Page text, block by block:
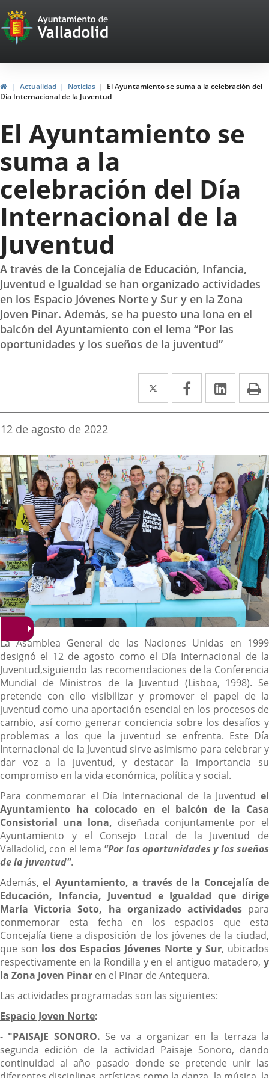
Portal
Web
del
Ayuntamiento
de
Valladolid
InicioActualidad Noticias
El Ayuntamiento se suma a la celebración del
Día Internacional de la Juventud
El Ayuntamiento se
suma a la
celebración del Día
Internacional de la
Juventud
A través de la Concejalía de Educación, Infancia,
Juventud e Igualdad se han organizado actividades
en los Espacio Jóvenes Norte y Sur y en la Zona
Joven Pinar. Además, se ha puesto una lona en el
balcón del Ayuntamiento con el lema “Por las
oportunidades y los sueños de la juventud”
Twitter
Enlace
a
aplicación
externa.
Facebook
Enlace
a
aplicación
externa.
Enlace
a
Fecha
la
noticia
12 de agosto de 2022
Descripción
La Asamblea General de las Naciones Unidas en 1999
designó el 12 de agosto como el Día Internacional de la
Juventud,siguiendo las recomendaciones de la Conferencia
Mundial de Ministros de la Juventud (Lisboa, 1998). Se
pretende con ello visibilizar y promover el papel de la
juventud como una aportación esencial en los procesos de
cambio, así como generar conciencia sobre los desafíos y
problemas a los que la juventud se enfrenta. Este Día
Internacional de la Juventud sirve asimismo para celebrar y
dar voz a la juventud, y destacar la importancia su
compromiso en la vida económica, política y social.
Para conmemorar el Día Internacional de la Juventud el
Ayuntamiento ha colocado en el balcón de la Casa
Consistorial una lona, diseñada conjuntamente por el
Ayuntamiento y el Consejo Local de la Juventud de
Valladolid, con el lema "Por las oportunidades y los sueños
de la juventud".
Además,el Ayuntamiento, a través de la Concejalía de
Educación, Infancia, Juventud e Igualdad que dirige
María Victoria Soto, ha organizado actividadespara
conmemorar esta fecha en los espacios que esta
Concejalía tiene a disposición de los jóvenes de la ciudad,
que son los dos Espacios Jóvenes Norte y Sur, ubicados
respectivamente en la Rondilla y en el antiguo matadero, y
la Zona Joven Pinar en el Pinar de Antequera.
Las actividades programadas son las siguientes:
Espacio Joven Norte:
- "PAISAJE SONORO. Se va a organizar en la terraza la
segunda edición de la actividad Paisaje Sonoro, dando
continuidad al año pasado donde se pretende unir las